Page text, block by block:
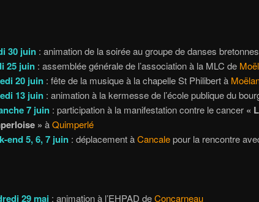
30 juin : animation de la soirée au groupe de danses
25 juin : assemblée générale de l’association à la MLC de
20 juin : fête de la musique à la chapelle St Philibert à
13 juin : animation à la kermesse de l’école publique du
7 juin : participation à la manifestation contre le cancer «
» àQuimperlé
end 5, 6, 7 juin : déplacement àCancalepour la rencontre
29 mai : animation à l’EHPAD deConcarneau